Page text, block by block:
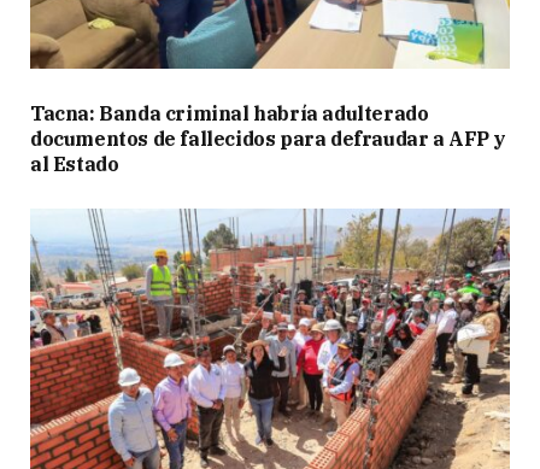
Tacna: Banda criminal habría adulterado
documentos de fallecidos para defraudar a AFP y
al Estado